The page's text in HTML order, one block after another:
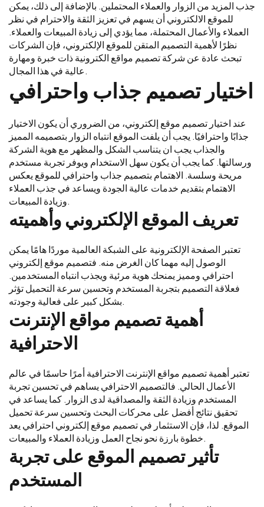
جذب المزيد من الزوار والعملاء المحتملين. بالإضافة إلى ذلك، يمكن
للموقع الالكتروني أن يسهم في تعزيز الثقة والاحترام في نظر
العملاء والأعمال المحتملة، مما يؤدي إلى زيادة المبيعات والعملاء.
نظرًا لأهمية التصميم المتقن للموقع الإلكتروني، فإن الشركات
تبحث عادة عن شركة تصميم مواقع الكترونية ذات خبرة ومهارة
عالية في هذا المجال.
اختيار تصميم جذاب واحترافي
عند اختيار تصميم موقع إلكتروني، من الضروري أن يكون الاختيار
جذابًا واحترافيًا. يجب أن يلفت الموقع انتباه الزوار بتصميمه المميز
والجذاب يجب ان يتناسب الشكل والمظهر مع هوية الشركة
ورسالتها. كما يجب أن يكون سهل الاستخدام ويوفر تجربة مستخدم
مريحة وسلسة. الاهتمام بتصميم جذاب واحترافي للموقع يعكس
الاهتمام بتقديم خدمات عالية الجودة ويساعد في جذب العملاء
وزيادة المبيعات.
تعريف الموقع الإلكتروني وأهميته
تعتبر الصفحة الإلكترونية على الشبكة العالمية موردًا هامًا يمكن
الوصول إليه مهما كان الغرض منه. فتصميم موقع إلكتروني
احترافي ومميز يمنحك هوية مرئية ويجذب انتباه المستخدمين.
فعلاقة التصميم بتجربة المستخدم وتحسين سرعة التحميل تؤثر
بشكل كبير على فعالية وجودته.
أهمية تصميم مواقع الإنترنت
الاحترافية
تعتبر أهمية تصميم مواقع الإنترنت الاحترافية أمرًا حاسمًا في عالم
الأعمال الحالي. فالتصميم الاحترافي يساهم في تحسين تجربة
المستخدم وزيادة الثقة والمصداقية لدى الزوار. كما يساعد في
تحقيق نتائج أفضل على محركات البحث وتحسين سرعة تحميل
الموقع. لذا، فإن الاستثمار في تصميم موقع إلكتروني احترافي يعد
خطوة بارزة نحو نجاح العمل وزيادة العملاء والمبيعات.
تأثير تصميم الموقع على تجربة
المستخدم